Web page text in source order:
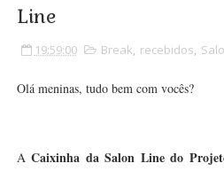
Line
19:59:00 Break, recebidos,
Olá meninas, tudo bem com vocês?
ACaixinha da Salon Line do